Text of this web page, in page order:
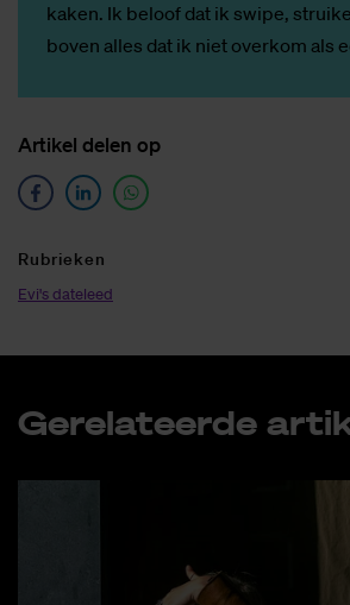
kaken. Ik beloof dat ik swipe,
boven alles dat ik niet overkom als
Ar­ti­kel de­len op
Ru­brie­ken
Evi's dateleed
Ge­re­la­teer­de